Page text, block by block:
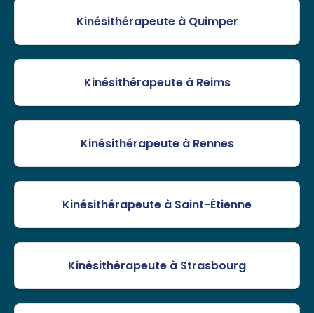
Kinésithérapeute à Quimper
Kinésithérapeute à Reims
Kinésithérapeute à Rennes
Kinésithérapeute à Saint-Étienne
Kinésithérapeute à Strasbourg